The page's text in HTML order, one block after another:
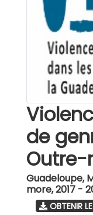
de
Outre-
Guadeloupe,
more,2017 -
OBTENIR